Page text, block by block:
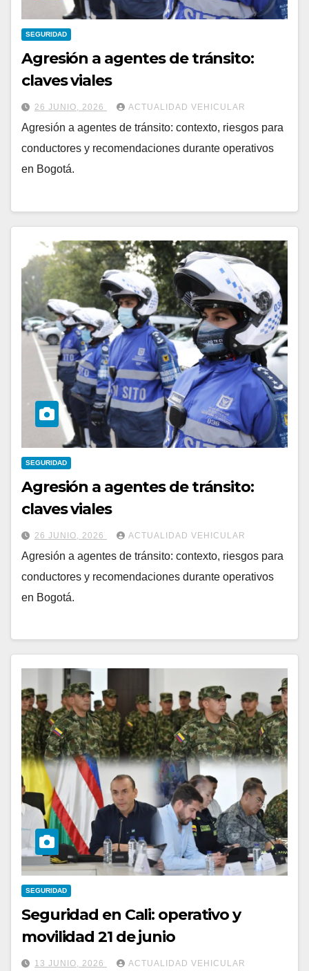
SEGURIDAD
Agresión a agentes de tránsito:
claves viales
26 JUNIO, 2026 ACTUALIDAD VEHICULAR
Agresión a agentes de tránsito: contexto, riesgos para
conductores y recomendaciones durante operativos
en Bogotá.
SEGURIDAD
Agresión a agentes de tránsito:
claves viales
26 JUNIO, 2026 ACTUALIDAD VEHICULAR
Agresión a agentes de tránsito: contexto, riesgos para
conductores y recomendaciones durante operativos
en Bogotá.
SEGURIDAD
Seguridad en Cali: operativo y
movilidad 21 de junio
13 JUNIO, 2026 ACTUALIDAD VEHICULAR